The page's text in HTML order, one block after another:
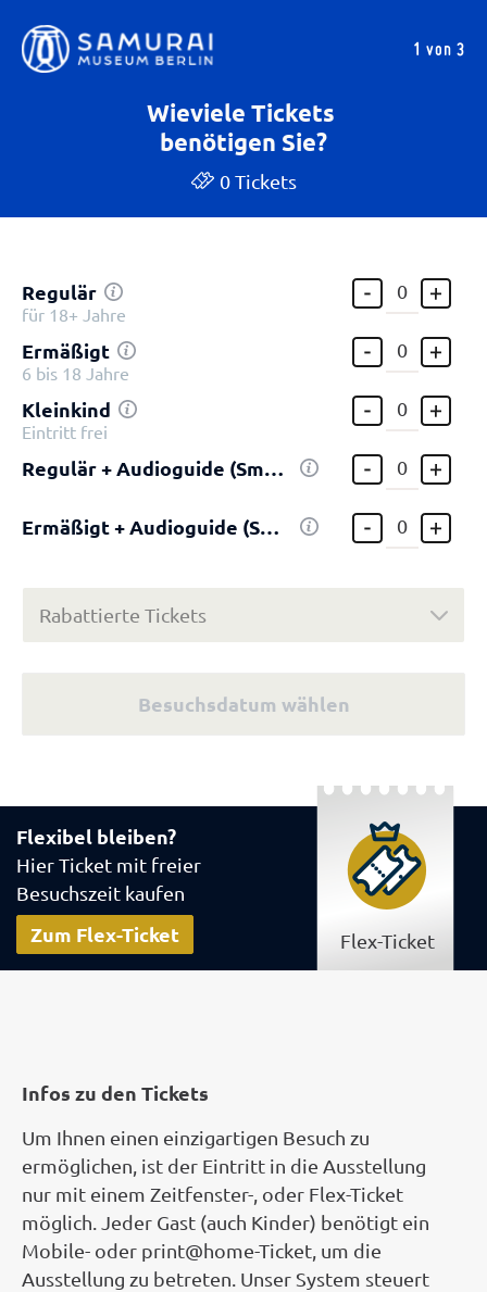
1 von 3
Wieviele Tickets
benötigen Sie?
0 Tickets
Infos zu den Tickets
Um Ihnen einen einzigartigen Besuch zu
ermöglichen, ist der Eintritt in die Ausstellung
nur mit einem Zeitfenster-, oder Flex-Ticket
möglich. Jeder Gast (auch Kinder) benötigt ein
Mobile- oder print@home-Ticket, um die
Ausstellung zu betreten. Unser System steuert
Flexibel bleiben?
Hier Ticket mit freier
Besuchszeit kaufen
Zum Flex-Ticket Flex-Ticket
Regulär
für 18+ Jahre
Ermäßigt
6 bis 18 Jahre
Kleinkind
Eintritt frei
Regulär + Audioguide (Smartphone)
Ermäßigt + Audioguide (Smartphone)
Rabattierte Tickets
Besuchsdatum wählen